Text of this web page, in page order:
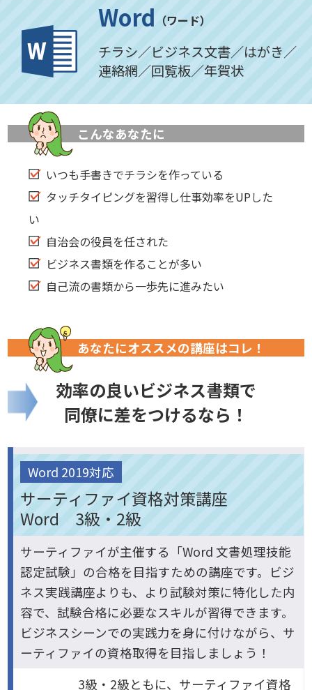
Word （ワード）
チラシ／ビジネス文書／はがき／
連絡網／回覧板／年賀状
こんなあなたに
いつも手書きでチラシを作っている
タッチタイピングを習得し仕事効率をUPした
い
自治会の役員を任された
ビジネス書類を作ることが多い
自己流の書類から一歩先に進みたい
あなたにオススメの講座はコレ！
効率の良いビジネス書類で
同僚に差をつけるなら！
Word 2019対応
サーティファイ資格対策講座
Word 3級・2級
サーティファイが主催する「Word 文書処理技能
認定試験」の合格を目指すための講座です。ビジ
ネス実践講座よりも、より試験対策に特化した内
容で、試験合格に必要なスキルが習得できます。
ビジネスシーンでの実践力を身に付けながら、サ
ーティファイの資格取得を目指しましょう！
3級・2級ともに、サーティファイ資格